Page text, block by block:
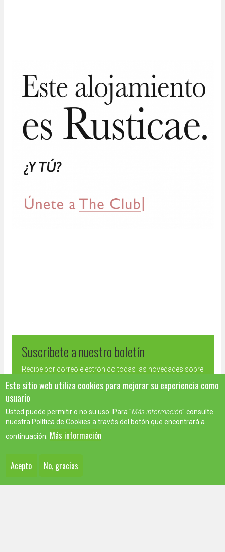
Suscribete a nuestro boletín
Recibe por correo electrónico todas las novedades sobre
Correo
electrónico
*
Suscribirse
Este sitio web utiliza cookies para mejorar su experiencia como
usuario
Usted puede permitir o no su uso. Para "Más información" consulte
nuestra Política de Cookies a través del botón que encontrará a
continuación. Más información
Acepto No, gracias